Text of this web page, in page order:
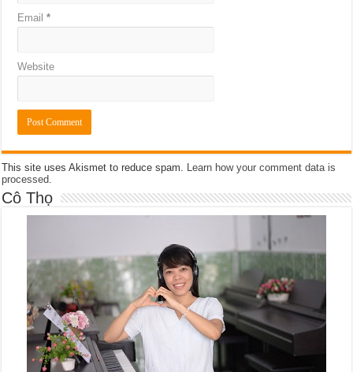
Email*
Website
This site uses Akismet to reduce spam.
Learn how your comment data is
processed
Cô Thọ